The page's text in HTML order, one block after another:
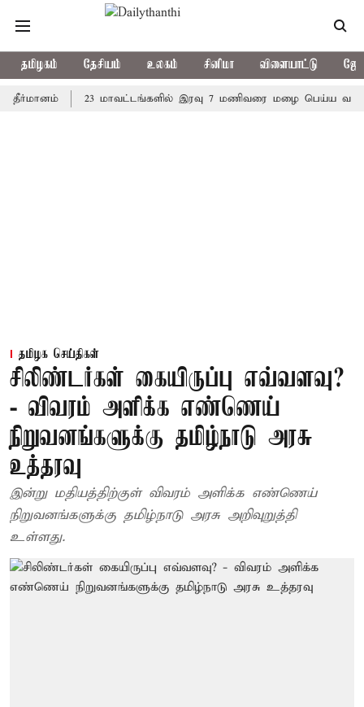
தமிழகம் தேசியம் உலகம் சினிமா விளையாட்டு
23 மாவட்டங்களில் இரவு 7 மணிவரை மழை பெய்ய வாய்ப்பு
தமிழக செய்திகள்
சிலிண்டர்கள் கையிருப்பு எவ்வளவு?
- விவரம் அளிக்க எண்ணெய்
நிறுவனங்களுக்கு தமிழ்நாடு அரசு
உத்தரவு
இன்று மதியத்திற்குள் விவரம் அளிக்க எண்ணெய்
நிறுவனங்களுக்கு தமிழ்நாடு அரசு அறிவுறுத்தி
உள்ளது.